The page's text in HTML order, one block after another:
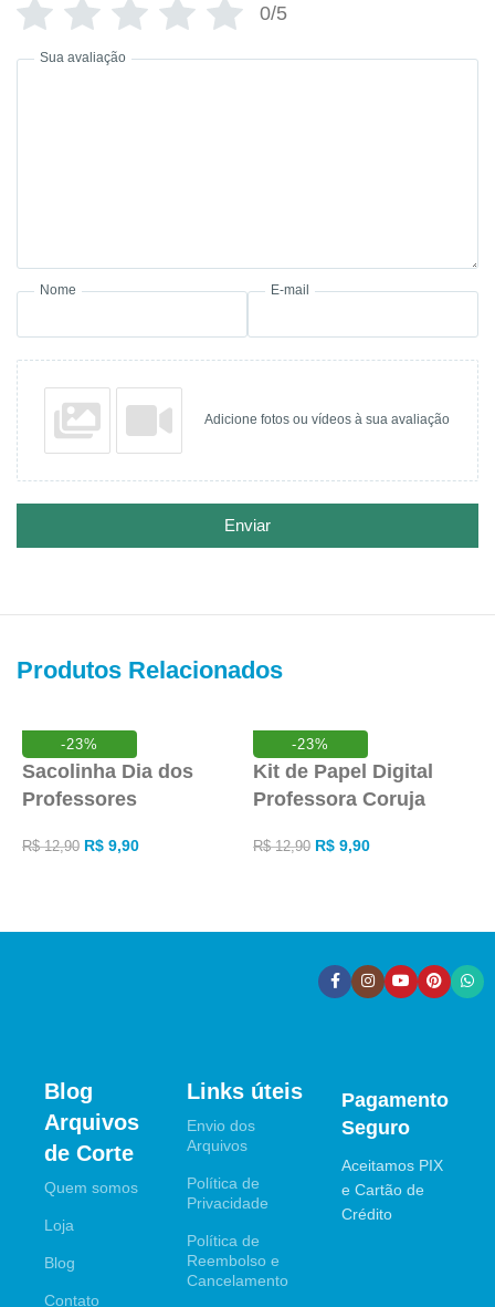
0/5
Sua avaliação
Nome E-mail
Adicione fotos ou vídeos à sua avaliação
Enviar
Produtos Relacionados
-23%
Sacolinha Dia dos
Professores
R$12,90 R$ 9,90
-23%
Kit de Papel Digital
Professora Coruja
R$12,90 R$9,90
Blog
Arquivos
de Corte
Quem somos
Loja
Blog
Contato
Links úteis
Envio dos
Arquivos
Política de
Privacidade
Política de
Reembolso e
Cancelamento
Pagamento
Seguro
Aceitamos PIX
e Cartão de
Crédito